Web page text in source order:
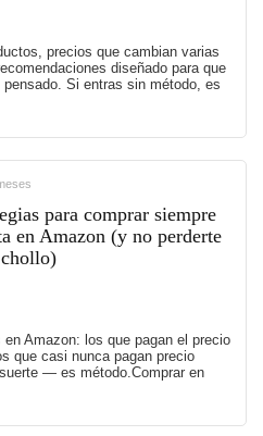
precios que cambian varias
diseñado para que
Si entras sin método, es
para comprar siempre
en Amazon (y no perderte
Amazon: los que pagan el precio
que casi nunca pagan precio
— es método.Comprar en